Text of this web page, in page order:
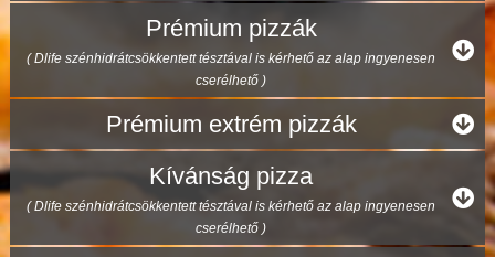
Prémium pizzák
( Dlife szénhidrátcsökkentett tésztával is kérhető az alap ingyenesen
cserélhető )
Prémium extrém pizzák
Kívánság pizza
( Dlife szénhidrátcsökkentett tésztával is kérhető az alap ingyenesen
cserélhető )